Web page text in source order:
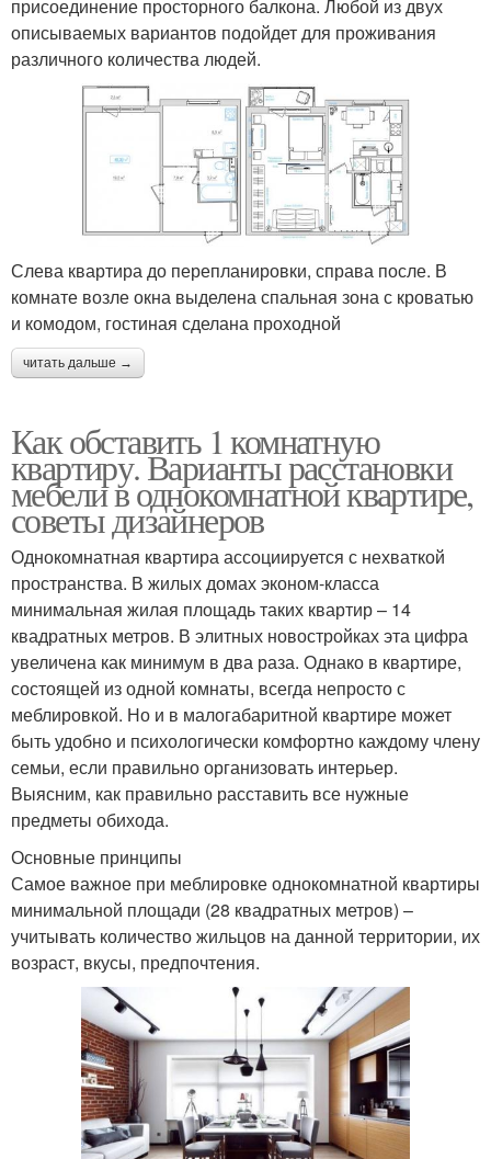
присоединение просторного балкона. Любой из двух
описываемых вариантов подойдет для проживания
различного количества людей.
Слева квартира до перепланировки, справа после. В
комнате возле окна выделена спальная зона с кроватью
и комодом, гостиная сделана проходной
читать дальше →
Как обставить 1 комнатную
квартиру. Варианты расстановки
мебели в однокомнатной квартире,
советы дизайнеров
Однокомнатная квартира ассоциируется с нехваткой
пространства. В жилых домах эконом-класса
минимальная жилая площадь таких квартир – 14
квадратных метров. В элитных новостройках эта цифра
увеличена как минимум в два раза. Однако в квартире,
состоящей из одной комнаты, всегда непросто с
меблировкой. Но и в малогабаритной квартире может
быть удобно и психологически комфортно каждому члену
семьи, если правильно организовать интерьер.
Выясним, как правильно расставить все нужные
предметы обихода.
Основные принципы
Самое важное при меблировке однокомнатной квартиры
минимальной площади (28 квадратных метров) –
учитывать количество жильцов на данной территории, их
возраст, вкусы, предпочтения.